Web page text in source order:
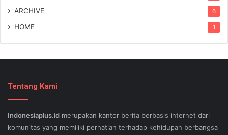
ARCHIVE 6
HOME 1
Tentang Kami
Indonesiaplus.id merupakan kantor berita berbasis internet dari
komunitas yang memiliki perhatian terhadap kehidupan berbangsa